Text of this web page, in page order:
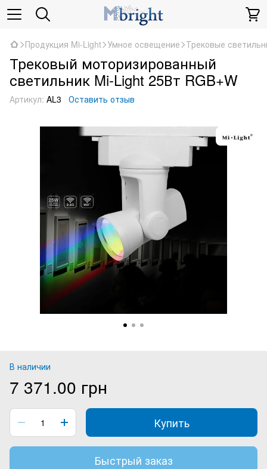
Продукция Mi-Light Умное освещение Трековые
Трековый моторизированный
светильник Mi-Light 25Вт RGB+W
Артикул: AL3 Оставить отзыв
В наличии
7 371.00 грн
Купить
Быстрый заказ